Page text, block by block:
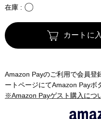
在庫 〇
カートに
Amazon Payのご利用で会員登
ートページにてAmazon Payボ
※Amazon Payゲスト購入につ